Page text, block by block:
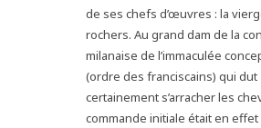
de ses chefs d’œuvres : la
rochers. Au grand dam de la
milanaise de l’immaculée
(ordre des franciscains) qui dut
certainement s’arracher les
commande initiale était en